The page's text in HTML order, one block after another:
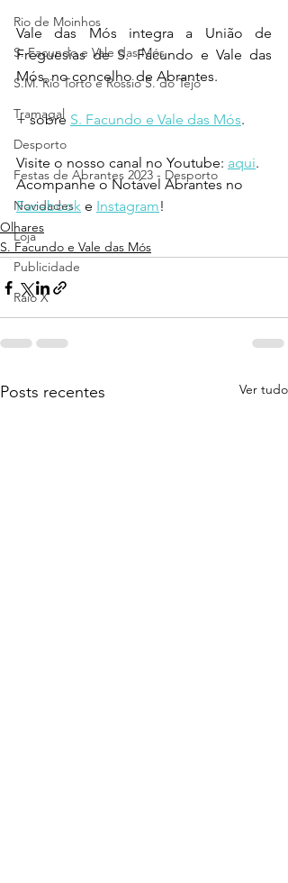
Rio de Moinhos
S. Facundo e Vale das Mós
S.M. Rio Torto e Rossio S. do Tejo
Tramagal
Desporto
Festas de Abrantes 2023 - Desporto
Novidades
Loja
Publicidade
Raio X
Vale das Mós integra a União de
Freguesias de S. Facundo e Vale das
Mós, no concelho de Abrantes.
+ sobre S. Facundo e Vale das Mós.
Visite o nosso canal no Youtube: aqui.
Acompanhe o Notável Abrantes no
Facebook e Instagram!
Olhares
S. Facundo e Vale das Mós
Posts recentes Ver tudo